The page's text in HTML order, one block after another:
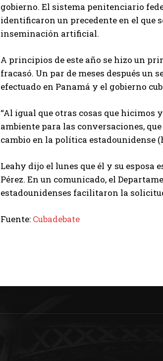
gobierno. El sistema penitenciario
identificaron un precedente en el que
inseminación artificial.
A principios de este año se hizo un
fracasó. Un par de meses después
efectuado en Panamá y el gobierno
“Al igual que otras cosas que hicimos
ambiente para las conversaciones,
cambio en la política estadounidense
Leahy dijo el lunes que él y su esposa
Pérez. En un comunicado, el
estadounidenses facilitaron la
Fuente: Cubadebate